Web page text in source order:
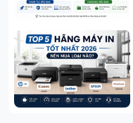
(80g/m2) hoặc 50 tờ
đến 1200 dpi; Kích cỡ
tối đa A3 (
127g/m2 ;Kết nối qua
hành Windows XP/
2003/2008/2012 , Linux .